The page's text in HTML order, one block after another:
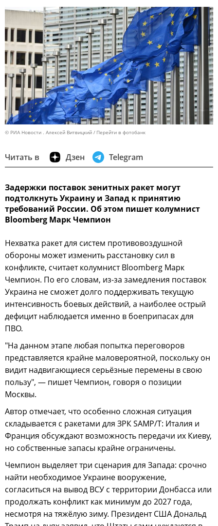
© РИА Новости . Алексей Витвицкий Перейти в фотобанк
Читать в Дзен Telegram
Задержки поставок зенитных ракет могут
подтолкнуть Украину и Запад к принятию
требований России. Об этом пишет колумнист
Bloomberg Марк Чемпион
Нехватка ракет для систем противовоздушной
обороны может изменить расстановку сил в
конфликте, считает колумнист Bloomberg Марк
Чемпион. По его словам, из-за замедления поставок
Украина не сможет долго поддерживать текущую
интенсивность боевых действий, а наиболее острый
дефицит наблюдается именно в боеприпасах для
ПВО.
"На данном этапе любая попытка переговоров
представляется крайне маловероятной, поскольку он
видит надвигающиеся серьёзные перемены в свою
пользу", — пишет Чемпион, говоря о позиции
Москвы.
Автор отмечает, что особенно сложная ситуация
складывается с ракетами для ЗРК SAMP/T: Италия и
Франция обсуждают возможность передачи их Киеву,
но собственные запасы крайне ограничены.
Чемпион выделяет три сценария для Запада: срочно
найти необходимое Украине вооружение,
согласиться на вывод ВСУ с территории Донбасса или
продолжать конфликт как минимум до 2027 года,
несмотря на тяжёлую зиму. Президент США Дональд